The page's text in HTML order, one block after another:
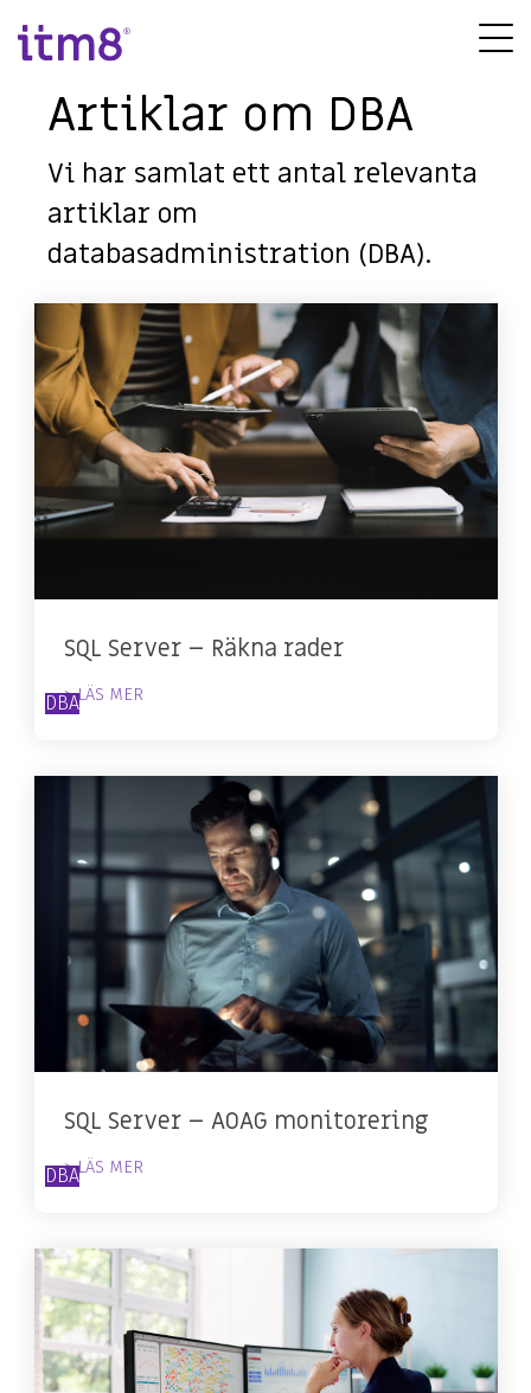
direkte
Artiklar om DBA
Vi har samlat ett antal relevanta
artiklar om
databasadministration (DBA).
SQL Server – Räkna rader
DBA> LÄS MER
SQL Server – AOAG monitorering
DBA> LÄS MER